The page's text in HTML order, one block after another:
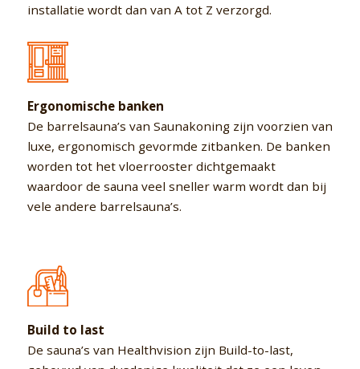
installatie wordt dan van A tot Z verzorgd.
Ergonomische banken
De barrelsauna’s van Saunakoning zijn voorzien van
luxe, ergonomisch gevormde zitbanken. De banken
worden tot het vloerrooster dichtgemaakt
waardoor de sauna veel sneller warm wordt dan bij
vele andere barrelsauna’s.
Build to last
De sauna’s van Healthvision zijn Build-to-last,